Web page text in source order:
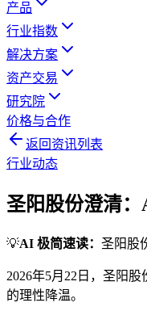
产品
行业指数
解决方案
资产交易
研究院
价格与合作
返回资讯列表
行业动态
圣阳股份澄清
💡AI 极简速读： 圣阳股
2026年5月22日，圣阳
的理性降温。